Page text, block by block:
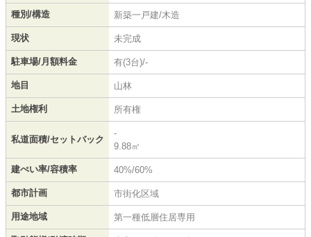
種別/構造 新築一戸建/木造
現状 未完成
駐車場/月額料金 有(3台)/-
地目 山林
土地権利 所有権
私道面積/セットバック
-
9.88㎡
建ぺい率/容積率 40%/60%
都市計画 市街化区域
用途地域 第一種低層住居専用